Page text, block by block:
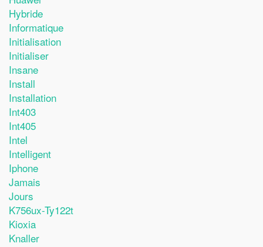
Hybride
Informatique
Initialisation
Initialiser
Insane
Install
Installation
Int403
Int405
Intel
Intelligent
Iphone
Jamais
Jours
K756ux-Ty122t
Kioxia
Knaller